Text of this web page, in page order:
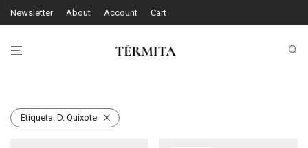
Newsletter About Account Cart
Etiqueta: D. Quixote